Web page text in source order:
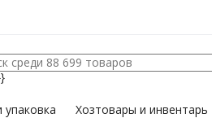
упаковка Хозтоварыи инвентарь